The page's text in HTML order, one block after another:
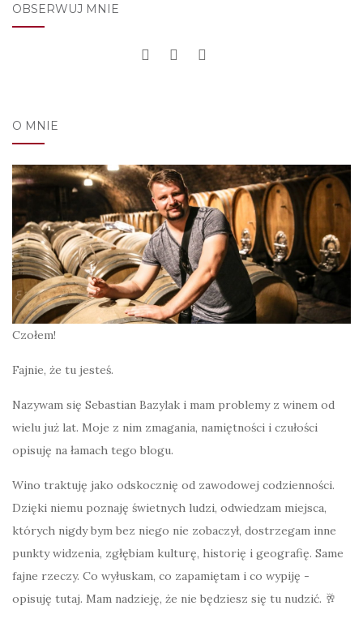
OBSERWUJ MNIE
O MNIE
Czołem!
Fajnie, że tu jesteś.
Nazywam się Sebastian Bazylak i mam problemy z winem od
wielu już lat. Moje z nim zmagania, namiętności i czułości
opisuję na łamach tego blogu.
Wino traktuję jako odskocznię od zawodowej codzienności.
Dzięki niemu poznaję świetnych ludzi, odwiedzam miejsca,
których nigdy bym bez niego nie zobaczył, dostrzegam inne
punkty widzenia, zgłębiam kulturę, historię i geografię. Same
fajne rzeczy. Co wyłuskam, co zapamiętam i co wypiję -
opisuję tutaj. Mam nadzieję, że nie będziesz się tu nudzić. 🥂